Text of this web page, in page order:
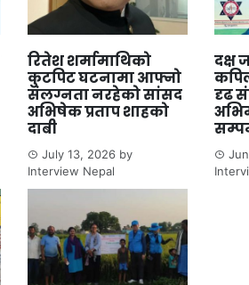
रितेश शर्मामाथिको
कुटपिट घटनामा आफ्नो
संलग्नता नरहेको सांसद
अभिषेक प्रताप शाहको
दाबी
July 13, 2026 by
Interview Nepal
दक्ष
दृढ